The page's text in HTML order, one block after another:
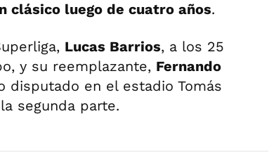
clásico luego de cuatro años.
Lucas Barrios, a los 25
y su reemplazante, Fernando
disputado en el estadio Tomás
segunda parte.